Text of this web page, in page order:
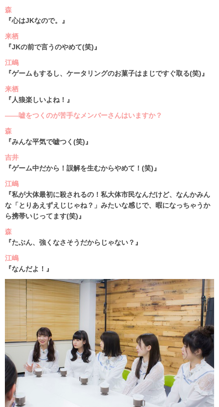
森
『心はJKなので。』
来栖
『JKの前で言うのやめて(笑)』
江嶋
『ゲームもするし、ケータリングのお菓子はまじですぐ取る(笑)』
来栖
『人狼楽しいよね！』
――嘘をつくのが苦手なメンバーさんはいますか？
森
『みんな平気で嘘つく(笑)』
吉井
『ゲーム中だから！誤解を生むからやめて！(笑)』
江嶋
『私が大体最初に殺されるの！私大体市民なんだけど、なんかみん
な「とりあえずえじじゃね？」みたいな感じで、暇になっちゃうか
ら携帯いじってます(笑)』
森
『たぶん、強くなさそうだからじゃない？』
江嶋
『なんだよ！』